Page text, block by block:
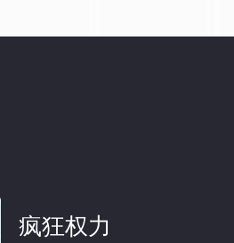
疯狂权力